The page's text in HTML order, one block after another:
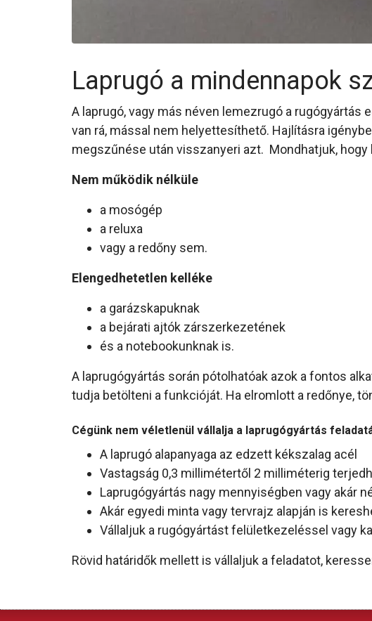
Laprugó a mindennapok
A laprugó, vagy más néven lemezrugó a
van rá, mással nem helyettesíthető. Hajlításra
megszűnése után visszanyeri azt. Mondhatjuk,
Nem működik nélküle
a mosógép
a reluxa
vagy a redőny sem.
Elengedhetetlen kelléke
a garázskapuknak
a bejárati ajtók zárszerkezetének
és a notebookunknak is.
A laprugógyártás során pótolhatóak azok a fontos
tudja betölteni a funkcióját. Ha elromlott a redőnye,
Cégünk nem véletlenül vállalja a laprugógyártás
A laprugó alapanyaga az edzett kékszalag acél
Vastagság 0,3 millimétertől 2 milliméterig
Laprugógyártás nagy mennyiségben vagy akár
Akár egyedi minta vagy tervrajz alapján is
Vállaljuk a rugógyártást felületkezeléssel vagy
Rövid határidők mellett is vállaljuk a feladatot,